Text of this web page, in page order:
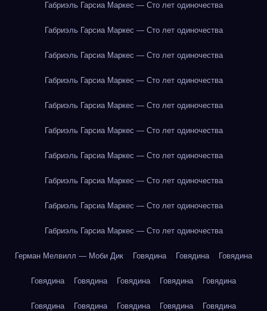
Габриэль Гарсиа Маркес — Сто лет одиночества
Габриэль Гарсиа Маркес — Сто лет одиночества
Габриэль Гарсиа Маркес — Сто лет одиночества
Габриэль Гарсиа Маркес — Сто лет одиночества
Габриэль Гарсиа Маркес — Сто лет одиночества
Габриэль Гарсиа Маркес — Сто лет одиночества
Габриэль Гарсиа Маркес — Сто лет одиночества
Габриэль Гарсиа Маркес — Сто лет одиночества
Габриэль Гарсиа Маркес — Сто лет одиночества
Габриэль Гарсиа Маркес — Сто лет одиночества
Герман Мелвилл — Моби Дик Говядина Говядина Говядина
Говядина Говядина Говядина Говядина Говядина
Говядина Говядина Говядина Говядина Говядина